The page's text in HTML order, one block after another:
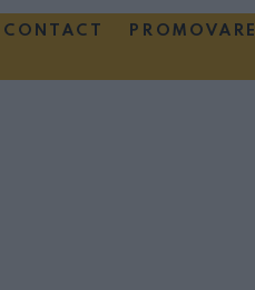
CONTACT PROMOVARE